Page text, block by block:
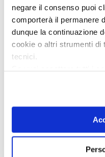
negare il consenso puoi
comporterà il permanere
dunque la continuazione
cookie o altri strumenti di
tecnici.
Se vuoi saperne di più
erwartet, dass sie mit der
geliefert wird. Insgesamt
des guten Preises und der
jedoch, dass bei
eine vollständige und
7 Giorni Fa
Acquirente verificato